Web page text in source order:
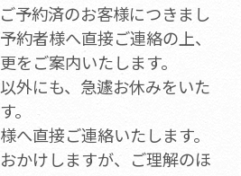
予約済のお客様につきまし
約者様へ直接ご連絡の上、
をご案内いたします。
外にも、急遽お休みをいた
。
へ直接ご連絡いたします。
かけしますが、ご理解のほ